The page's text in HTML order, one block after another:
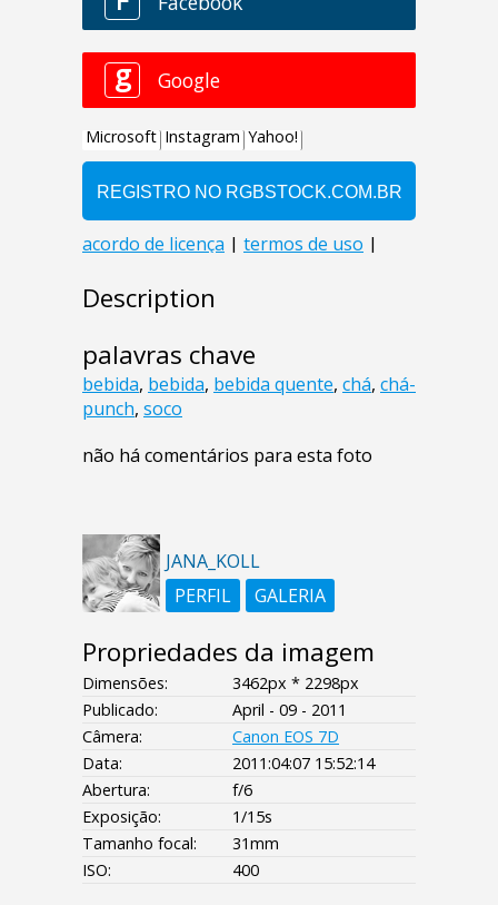
Description
palavras chave
bebida, bebida, bebida quente, chá, chá-
punch, soco
não há comentários para esta foto
JANA_KOLL
PERFIL
GALERIA
Propriedades da imagem
Dimensões:
3462px * 2298px
Publicado:
April - 09 - 2011
Câmera:
Canon EOS 7D
Data:
2011:04:07 15:52:14
Abertura:
f/6
Exposição:
1/15s
Tamanho focal:
31mm
ISO:
400